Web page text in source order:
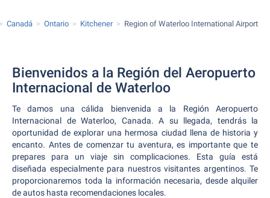
Canadá Ontario Kitchener Region of Waterloo International Airport
Bienvenidos a la Región del Aeropuerto
Internacional de Waterloo
Te damos una cálida bienvenida a la Región Aeropuerto
Internacional de Waterloo, Canada. A su llegada, tendrás la
oportunidad de explorar una hermosa ciudad llena de historia y
encanto. Antes de comenzar tu aventura, es importante que te
prepares para un viaje sin complicaciones. Esta guía está
diseñada especialmente para nuestros visitantes argentinos. Te
proporcionaremos toda la información necesaria, desde alquiler
de autos hasta recomendaciones locales.